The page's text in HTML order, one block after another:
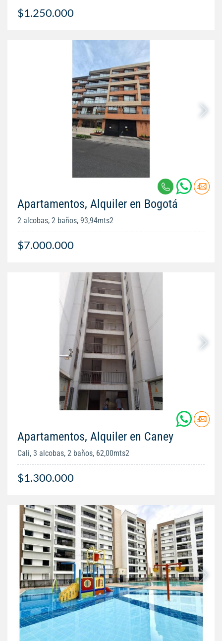
$1.250.000
Apartamentos, Alquiler en Bogotá
2 alcobas, 2 baños, 93,94mts2
$7.000.000
Apartamentos, Alquiler en Caney
Cali, 3 alcobas, 2 baños, 62,00mts2
$1.300.000